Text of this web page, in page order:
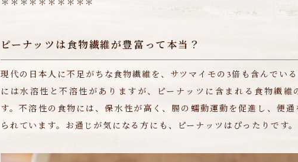
ピーナッツは食物繊維が豊富って本当？
現代の日本人に不足がちな食物繊維を、サツマイモの3倍も含んでい
には水溶性と不溶性がありますが、ピーナッツに含まれる食物繊維
す。不溶性の食物には、保水性が高く、腸の蠕動運動を促進し、便通
られています。お通じが気になる方にも、ピーナッツはぴったりです。